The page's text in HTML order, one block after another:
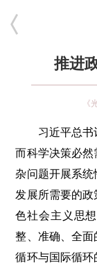
推进
《
习近平总书记
而科学决策必
杂问题开展系
发展所需要的
色社会主义思
整、准确、全
循环与国际循